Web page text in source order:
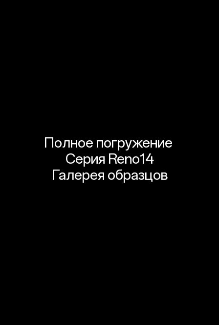
Полное погружение
Серия Reno14
Галерея образцов
Оцените вспышку